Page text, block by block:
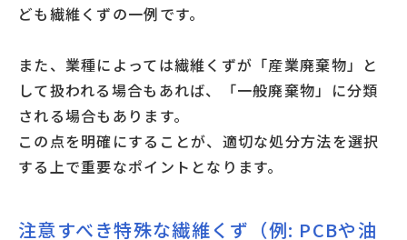
ども繊維くずの一例です。
また、業種によっては繊維くずが「産業廃棄物」と
して扱われる場合もあれば、「一般廃棄物」に分類
される場合もあります。
この点を明確にすることが、適切な処分方法を選択
する上で重要なポイントとなります。
注意すべき特殊な繊維くず（例: PCBや油